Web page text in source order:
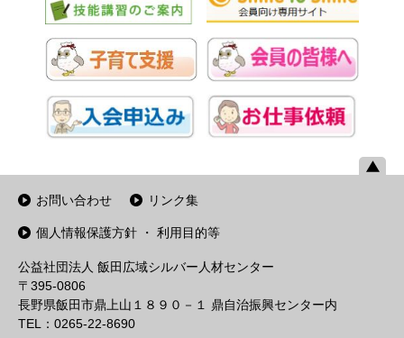
お問い合わせ リンク集
個人情報保護方針 ・ 利用目的等
公益社団法人 飯田広域シルバー人材センター
〒395-0806
長野県飯田市鼎上山１８９０－１ 鼎自治振興センター内
TEL：0265-22-8690